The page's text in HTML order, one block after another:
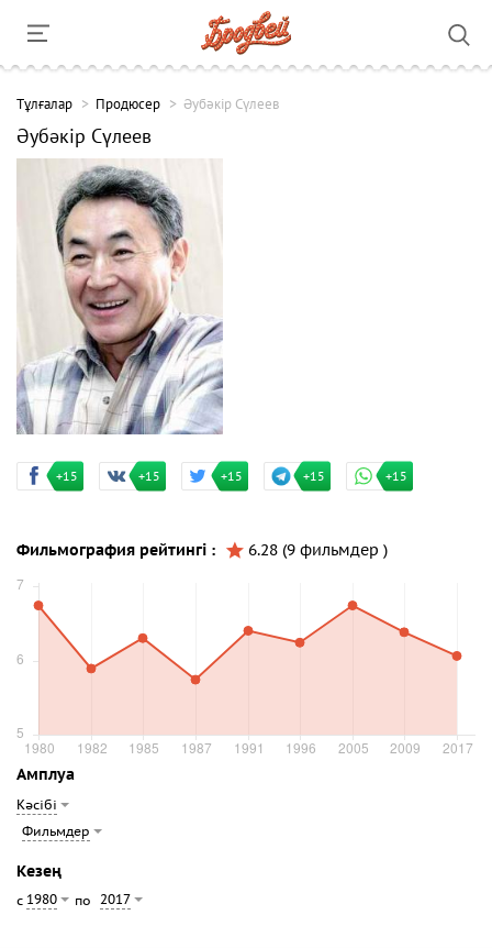
Тұлғалар Продюсер Әубәкір Сүлеев
Әубәкір Сүлеев
+15 +15 +15 +15 +15
Фильмография рейтингі : 6.28 (9 фильмдер )
Амплуа
Кәсібі
Фильмдер
Кезең
с 1980 по 2017